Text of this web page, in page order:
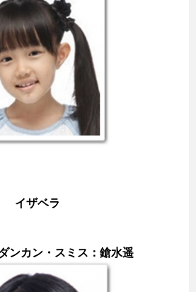
イザベラ
ンカン・スミス：鎗水遥